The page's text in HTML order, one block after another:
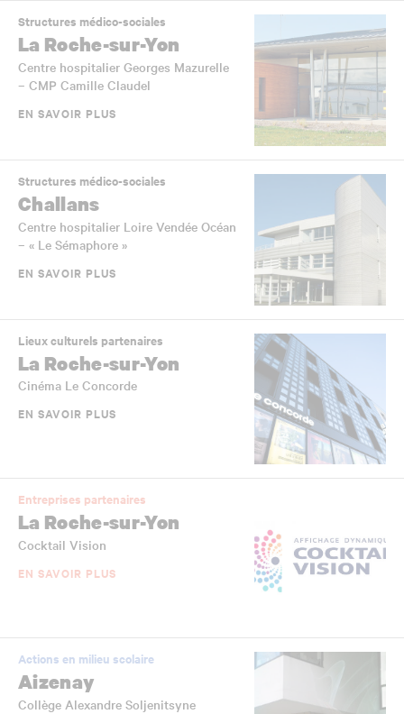
Structures médico-sociales
La Roche-sur-Yon
Centre hospitalier Georges Mazurelle
– CMP Camille Claudel
EN SAVOIR PLUS
Structures médico-sociales
Challans
Centre hospitalier Loire Vendée Océan
– « Le Sémaphore »
EN SAVOIR PLUS
Lieux culturels partenaires
La Roche-sur-Yon
Cinéma Le Concorde
EN SAVOIR PLUS
Entreprises partenaires
La Roche-sur-Yon
Cocktail Vision
EN SAVOIR PLUS
Actions en milieu scolaire
Aizenay
Collège Alexandre Soljenitsyne